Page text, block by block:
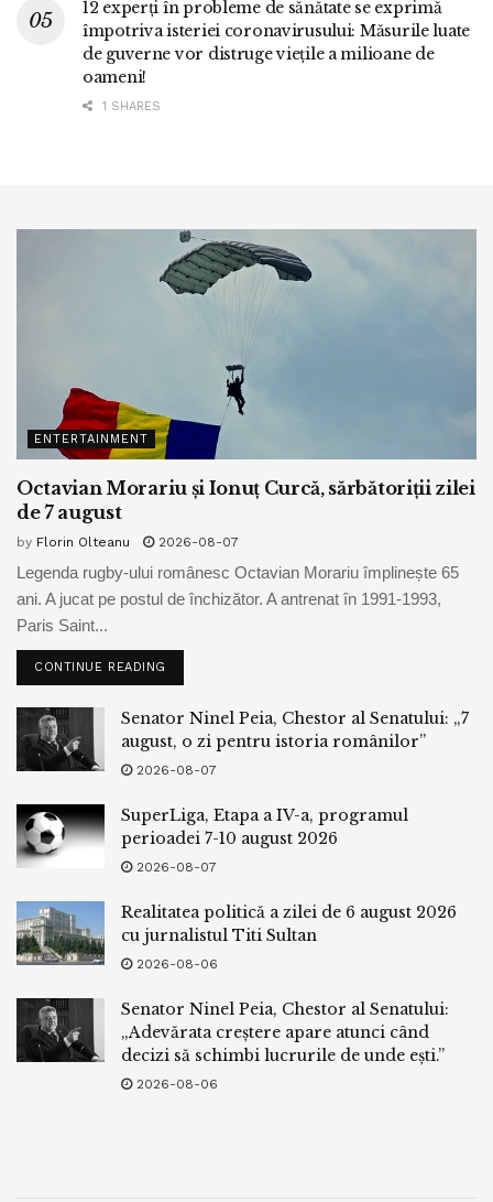
12 experți în probleme de sănătate se exprimă
împotriva isteriei coronavirusului: Măsurile luate
de guverne vor distruge viețile a milioane de
oameni!
1 SHARES
ENTERTAINMENT
Octavian Morariu și Ionuț Curcă, sărbătoriții zilei
de 7 august
by Florin Olteanu 2026-08-07
Legenda rugby-ului românesc Octavian Morariu împlinește 65
ani. A jucat pe postul de închizător. A antrenat în 1991-1993,
Paris Saint...
CONTINUE READING
Senator Ninel Peia, Chestor al Senatului: „7
august, o zi pentru istoria românilor”
2026-08-07
SuperLiga, Etapa a IV-a, programul
perioadei 7-10 august 2026
2026-08-07
Realitatea politică a zilei de 6 august 2026
cu jurnalistul Titi Sultan
2026-08-06
Senator Ninel Peia, Chestor al Senatului:
„Adevărata creștere apare atunci când
decizi să schimbi lucrurile de unde ești.”
2026-08-06